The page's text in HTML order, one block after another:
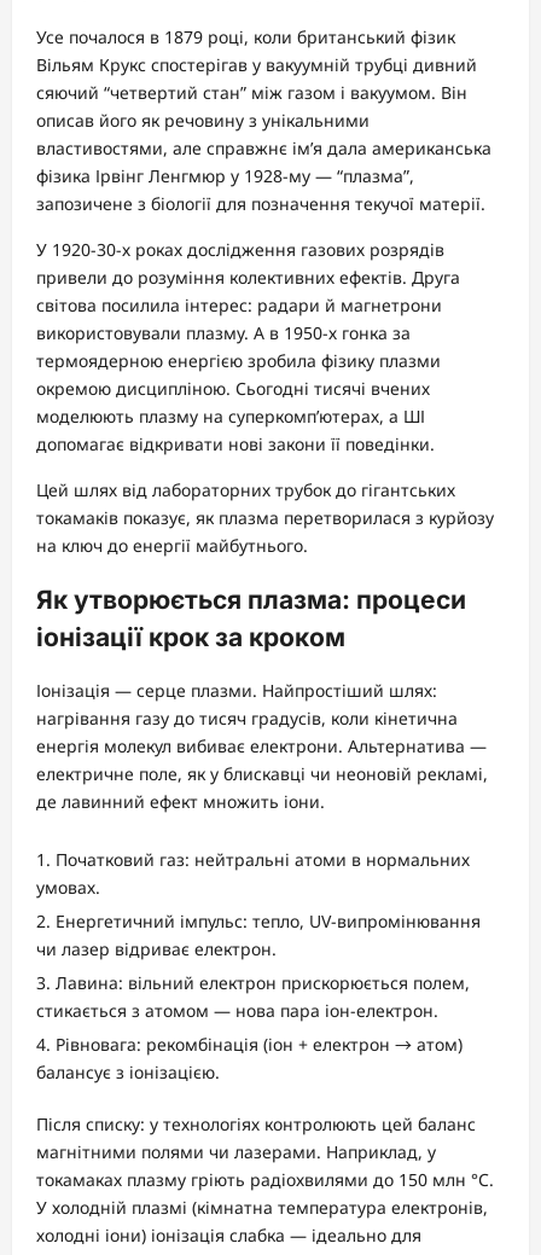
Усе почалося в 1879 році, коли британський фізик
Вільям Крукс спостерігав у вакуумній трубці дивний
сяючий “четвертий стан” між газом і вакуумом. Він
описав його як речовину з унікальними
властивостями, але справжнє ім’я дала американська
фізика Ірвінг Ленгмюр у 1928-му — “плазма”,
запозичене з біології для позначення текучої матерії.
У 1920-30-х роках дослідження газових розрядів
привели до розуміння колективних ефектів. Друга
світова посилила інтерес: радари й магнетрони
використовували плазму. А в 1950-х гонка за
термоядерною енергією зробила фізику плазми
окремою дисципліною. Сьогодні тисячі вчених
моделюють плазму на суперкомп’ютерах, а ШІ
допомагає відкривати нові закони її поведінки.
Цей шлях від лабораторних трубок до гігантських
токамаків показує, як плазма перетворилася з курйозу
на ключ до енергії майбутнього.
Як утворюється плазма: процеси
іонізації крок за кроком
Іонізація — серце плазми. Найпростіший шлях:
нагрівання газу до тисяч градусів, коли кінетична
енергія молекул вибиває електрони. Альтернатива —
електричне поле, як у блискавці чи неоновій рекламі,
де лавинний ефект множить іони.
Початковий газ: нейтральні атоми в нормальних
умовах.
Енергетичний імпульс: тепло, UV-випромінювання
чи лазер відриває електрон.
Лавина: вільний електрон прискорюється полем,
стикається з атомом — нова пара іон-електрон.
Рівновага: рекомбінація (іон + електрон → атом)
балансує з іонізацією.
Після списку: у технологіях контролюють цей баланс
магнітними полями чи лазерами. Наприклад, у
токамаках плазму гріють радіохвилями до 150 млн °C.
У холодній плазмі (кімнатна температура електронів,
холодні іони) іонізація слабка — ідеально для